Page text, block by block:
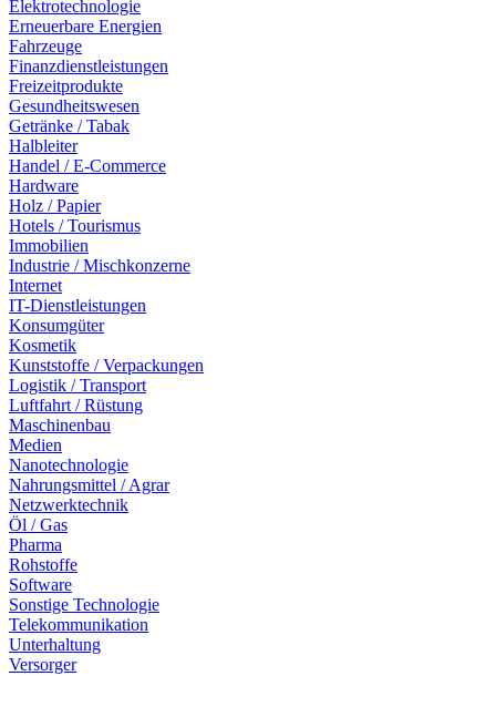
Elektrotechnologie
Erneuerbare Energien
Fahrzeuge
Finanzdienstleistungen
Freizeitprodukte
Gesundheitswesen
Getränke / Tabak
Halbleiter
Handel / E-Commerce
Hardware
Holz / Papier
Hotels / Tourismus
Immobilien
Industrie / Mischkonzerne
Internet
IT-Dienstleistungen
Konsumgüter
Kosmetik
Kunststoffe / Verpackungen
Logistik / Transport
Luftfahrt / Rüstung
Maschinenbau
Medien
Nanotechnologie
Nahrungsmittel / Agrar
Netzwerktechnik
Öl / Gas
Pharma
Rohstoffe
Software
Sonstige Technologie
Telekommunikation
Unterhaltung
Versorger